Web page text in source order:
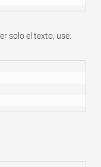
solo el texto, use: